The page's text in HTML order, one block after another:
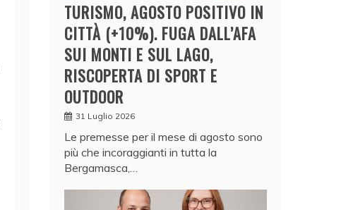
TURISMO, AGOSTO POSITIVO IN
CITTÀ (+10%). FUGA DALL’AFA
SUI MONTI E SUL LAGO,
RISCOPERTA DI SPORT E
OUTDOOR
31 Luglio 2026
Le premesse per il mese di agosto sono
più che incoraggianti in tutta la
Bergamasca,…